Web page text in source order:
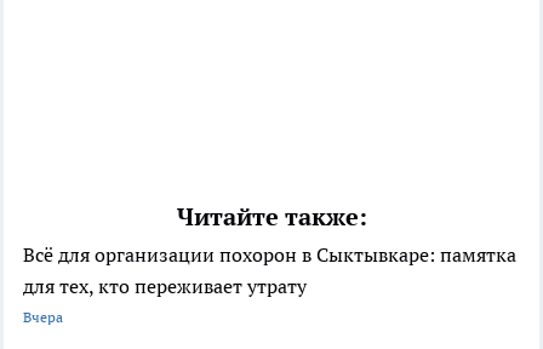
Читайте также:
Всё для организации похорон в Сыктывкаре: памятка
для тех, кто переживает утрату
Вчера